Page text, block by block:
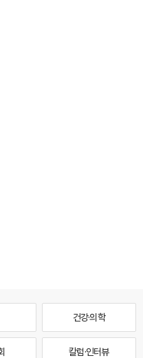
건강·의학
칼럼·인터뷰